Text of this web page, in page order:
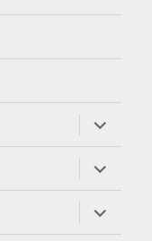
anzeigen
anzeigen
anzeigen